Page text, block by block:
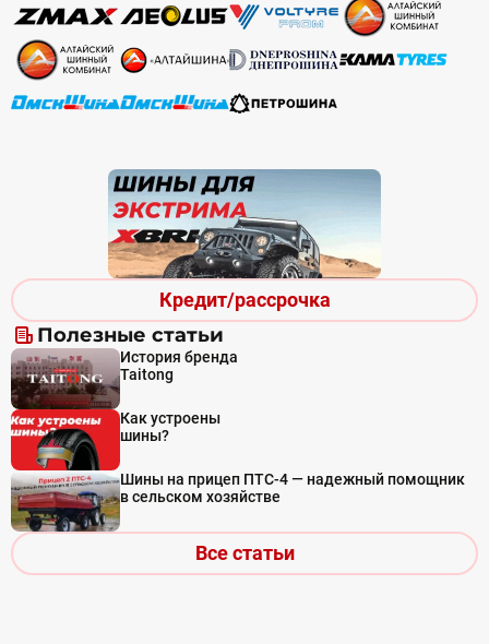
Кредит/рассрочка
Полезные статьи
История бренда
Taitong
Как устроены
шины?
Шины на прицеп ПТС-4 — надежный помощник
в сельском хозяйстве
Все статьи